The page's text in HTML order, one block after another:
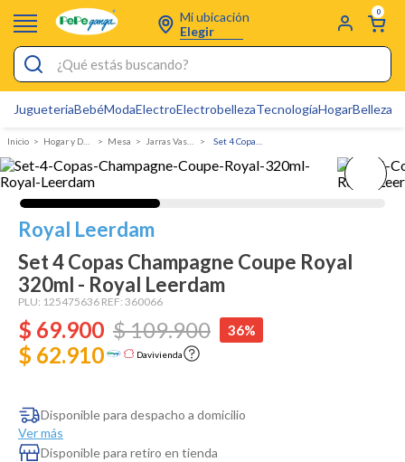
Mi ubicación
Elegir
0
¿Qué estás buscando?
JugueteriaBebéModaElectroElectrobellezaTecnologíaHogarBelleza
Hogar y Decoracion Mesa Jarras Vasos y Copas
Royal Leerdam
Set 4 Copas Champagne Coupe Royal
320ml - Royal Leerdam
PLU: 125475636 REF: 360066
$ 69.900 $109.900 36%
$ 62.910 Davivienda
Disponible para despacho a domicilio
Ver más
Disponible para retiro en tienda
Pijamas
Electro
Figuras Toy Story
Carters
Silla Mecedora Bebé
Cuna Colecho
Dinosaurio Juguete